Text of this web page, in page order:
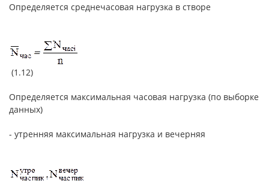
Определяется среднечасовая нагрузка в створе
(1.12)
Определяется максимальная часовая нагрузка (по выборке
данных)
- утренняя максимальная нагрузка и вечерняя